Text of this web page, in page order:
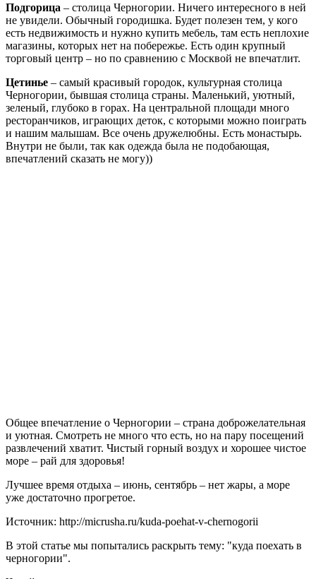
Подгорица – столица Черногории. Ничего интересного в ней
не увидели. Обычный городишка. Будет полезен тем, у кого
есть недвижимость и нужно купить мебель, там есть неплохие
магазины, которых нет на побережье. Есть один крупный
торговый центр – но по сравнению с Москвой не впечатлит.
Цетинье – самый красивый городок, культурная столица
Черногории, бывшая столица страны. Маленький, уютный,
зеленый, глубоко в горах. На центральной площади много
ресторанчиков, играющих деток, с которыми можно поиграть
и нашим малышам. Все очень дружелюбны. Есть монастырь.
Внутри не были, так как одежда была не подобающая,
впечатлений сказать не могу))
Общее впечатление о Черногории – страна доброжелательная
и уютная. Смотреть не много что есть, но на пару посещений
развлечений хватит. Чистый горный воздух и хорошее чистое
море – рай для здоровья!
Лучшее время отдыха – июнь, сентябрь – нет жары, а море
уже достаточно прогретое.
Источник: http://micrusha.ru/kuda-poehat-v-chernogorii
В этой статье мы попытались раскрыть тему: "куда поехать в
черногории".